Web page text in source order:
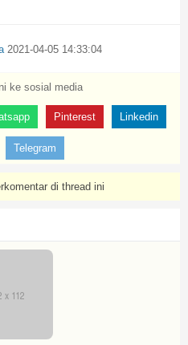
2021-04-05 14:33:04
ke sosial media
Pinterest Linkedin
Telegram
di thread ini